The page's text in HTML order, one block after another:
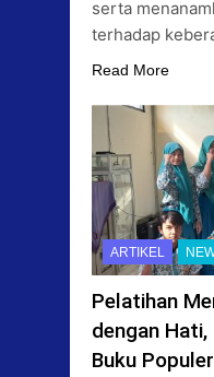
serta
terhadap
Read More
ARTIKEL
Pelatihan
dengan
Buku